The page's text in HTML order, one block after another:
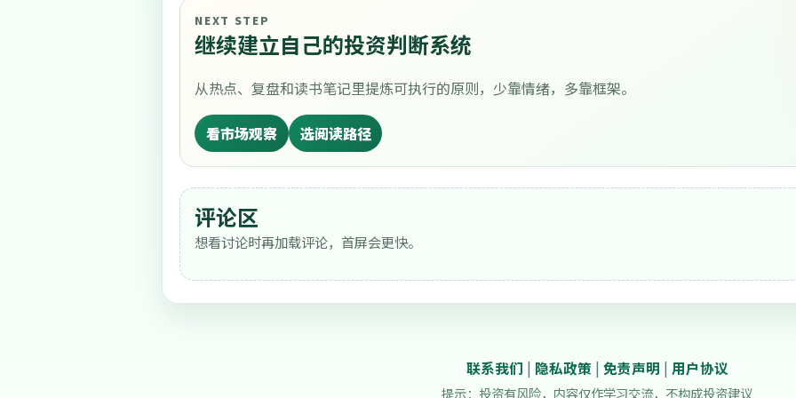
NEXT STEP
继续建立自己的投资判断系统
从热点、复盘和读书笔记里提炼可执行的原则，少靠情绪，多靠框架。
看市场观察 选阅读路径
评论区
想看讨论时再加载评论，首屏会更快。
联系我们 | 隐私政策 | 免责声明 | 用户协议
提示：投资有风险，内容仅作学习交流，不构成投资建议